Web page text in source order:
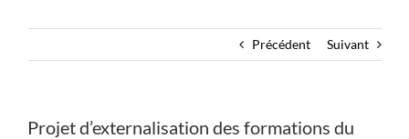
Précédent Suivant
Projet d’externalisation des formations du